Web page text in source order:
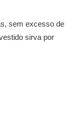
sem excesso de
sirva por